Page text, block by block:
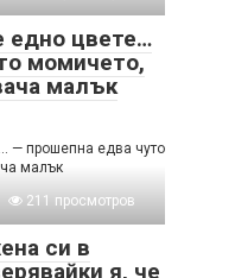
едно цвете…
момичето,
малък
— прошепна едва чуто
малък
211 просмотров
си в
я, че